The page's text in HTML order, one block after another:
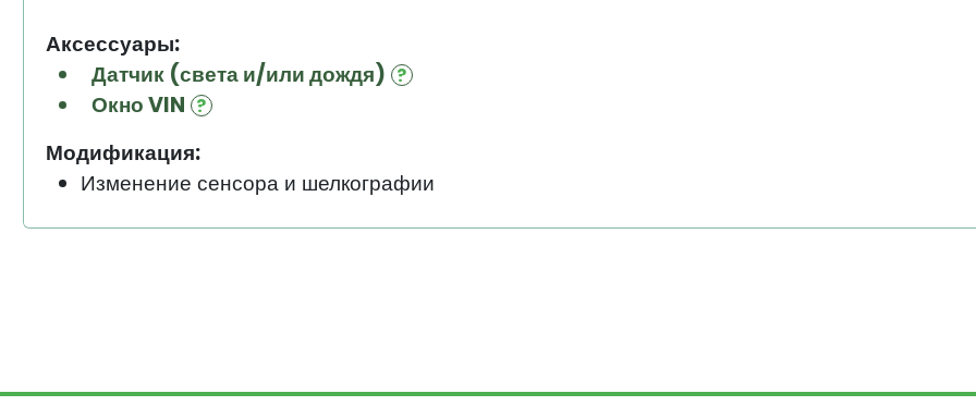
Аксессуары:
Датчик (света и/или дождя)
Окно VIN
Модификация:
Изменение сенсора и шелкографии